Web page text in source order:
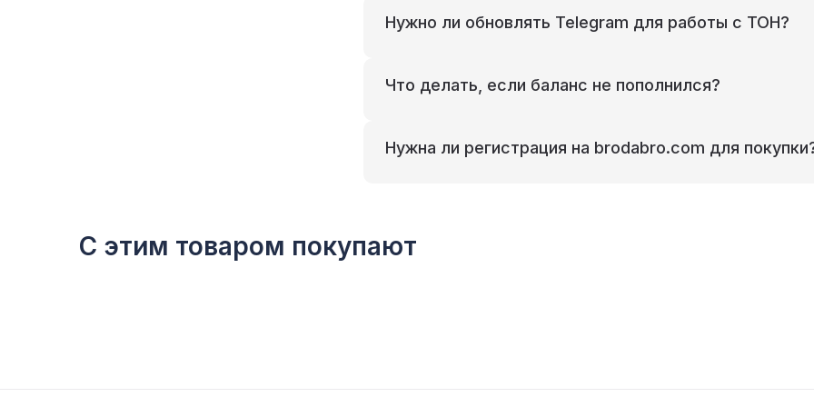
Нужно ли обновлять Telegram для работы с ТОН?
Что делать, если баланс не пополнился?
Нужна ли регистрация на brodabro.com для
С этим товаром покупают